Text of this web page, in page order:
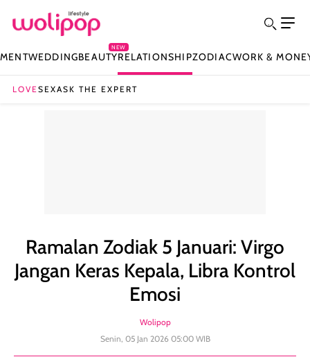
WEDDINGBEAUTY
NEW
RELATIONSHIPZODIACWORK &
LOVESEXASK THE EXPERT
Ramalan Zodiak 5 Januari: Virgo
Jangan Keras Kepala, Libra Kontrol
Emosi
Wolipop
Senin, 05 Jan 2026 05:00 WIB